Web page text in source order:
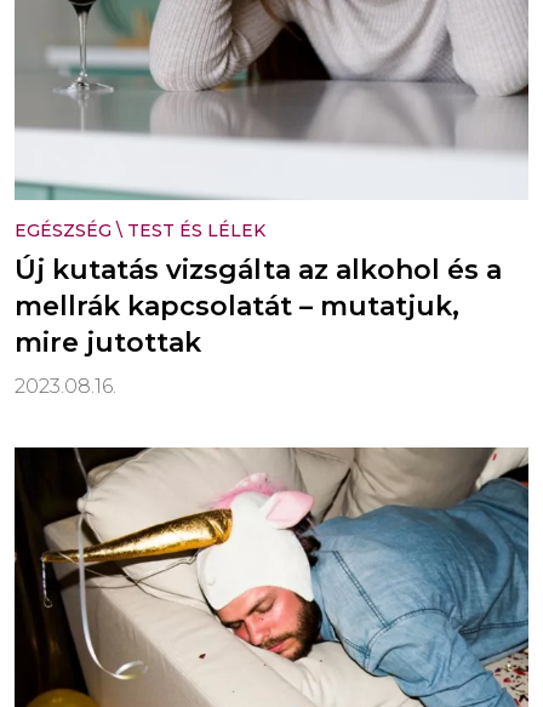
EGÉSZSÉG \ TEST ÉS LÉLEK
Új kutatás vizsgálta az alkohol és a
mellrák kapcsolatát – mutatjuk,
mire jutottak
2023.08.16.